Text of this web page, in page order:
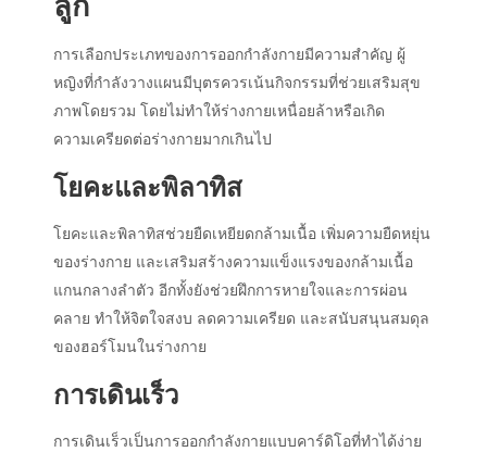
การเลือกประเภทของการออกกำลังกายมีความสำคัญ ผู้
หญิงที่กำลังวางแผนมีบุตรควรเน้นกิจกรรมที่ช่วยเสริมสุข
ภาพโดยรวม โดยไม่ทำให้ร่างกายเหนื่อยล้าหรือเกิด
ความเครียดต่อร่างกายมากเกินไป
โยคะและพิลาทิส
โยคะและพิลาทิสช่วยยืดเหยียดกล้ามเนื้อ เพิ่มความยืดหยุ่น
ของร่างกาย และเสริมสร้างความแข็งแรงของกล้ามเนื้อ
แกนกลางลำตัว อีกทั้งยังช่วยฝึกการหายใจและการผ่อน
คลาย ทำให้จิตใจสงบ ลดความเครียด และสนับสนุนสมดุล
ของฮอร์โมนในร่างกาย
การเดินเร็ว
การเดินเร็วเป็นการออกกำลังกายแบบคาร์ดิโอที่ทำได้ง่าย